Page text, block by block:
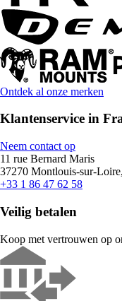
Ontdek al onze merken
Klantenservice in
Neem contact op
11 rue Bernard Maris
37270 Montlouis-sur-
+33 1 86 47 62 58
Veilig betalen
Koop met vertrouwen op